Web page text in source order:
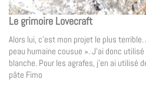
Le grimoire Lovecraft
Alors lui, c’est mon projet le plus
peau humaine cousue ». J’ai donc
blanche. Pour les agrafes, j’en ai utilisé
pâte Fimo